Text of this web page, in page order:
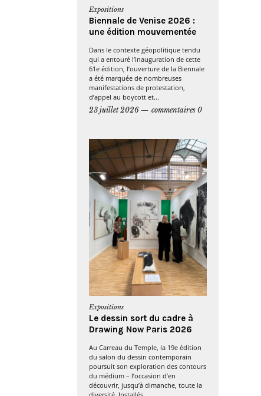
Expositions
Biennale de Venise 2026 :
une édition mouvementée
Dans le contexte géopolitique tendu
qui a entouré l’inauguration de cette
61e édition, l’ouverture de la Biennale
a été marquée de nombreuses
manifestations de protestation,
d’appel au boycott et...
23 juillet 2026
commentaires 0
Expositions
Le dessin sort du cadre à
Drawing Now Paris 2026
Au Carreau du Temple, la 19e édition
du salon du dessin contemporain
poursuit son exploration des contours
du médium – l’occasion d’en
découvrir, jusqu’à dimanche, toute la